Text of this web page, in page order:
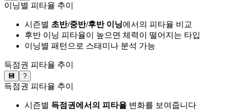
이닝별 피타율 추이
시즌별 초반/중반/후반 이닝에서의 피타율 비교
후반 이닝 피타율이 높으면 체력이 떨어지는 타입
이닝별 패턴으로 스태미나 분석 가능
득점권 피타율 추이
💾 ?
득점권 피타율 추이
시즌별 득점권에서의 피타율 변화를 보여줍니다